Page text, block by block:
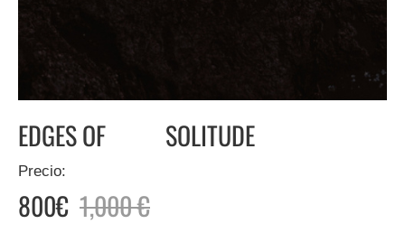
EDGES OF SOLITUDE
Precio:
800€ 1,000 €